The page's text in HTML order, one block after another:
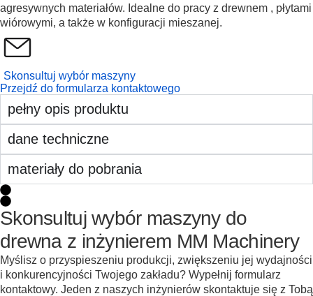
agresywnych materiałów. Idealne do pracy z drewnem , płytami
wiórowymi, a także w konfiguracji mieszanej.
Skonsultuj wybór maszyny
Przejdź do formularza kontaktowego
pełny opis produktu
dane techniczne
materiały do pobrania
Skonsultuj wybór maszyny do
drewna z inżynierem MM Machinery
Myślisz o przyspieszeniu produkcji, zwiększeniu jej wydajności
i konkurencyjności Twojego zakładu? Wypełnij formularz
kontaktowy. Jeden z naszych inżynierów skontaktuje się z Tobą